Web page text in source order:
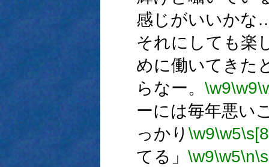
感じがいいかな
それにしても楽
めに働いてきた
らなー。 \w9\w9
ーには毎年悪い
っかり \w9\w5
てる」 \w9\w5\n